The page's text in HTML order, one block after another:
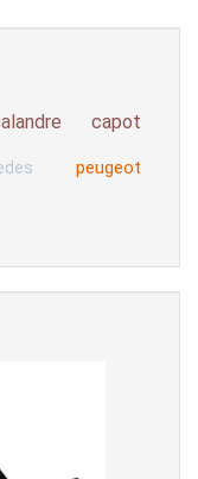
capot
peugeot